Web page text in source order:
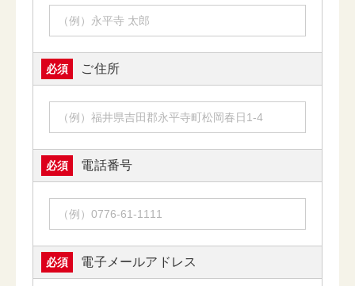
必須 ご住所
必須 電話番号
必須 電子メールアドレス